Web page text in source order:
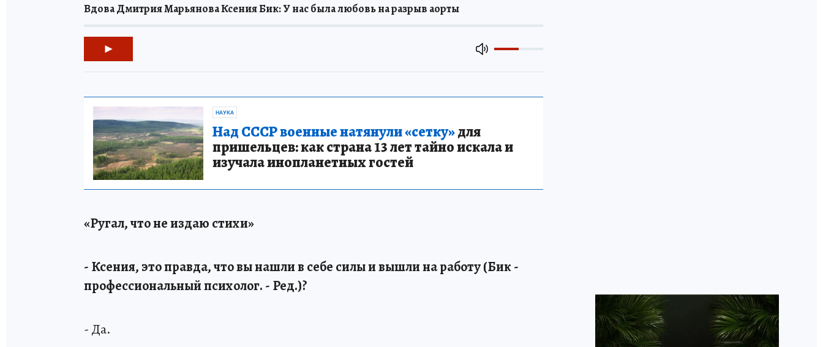
Вдова Дмитрия Марьянова Ксения Бик: У нас была любовь на разрыв аорты
НАУКА
Над СССР военные натянули «сетку»для
пришельцев: как страна 13 лет тайно искала и
изучала инопланетных гостей
«Ругал, что не издаю стихи»
- Ксения, это правда, что вы нашли в себе силы и вышли на работу (Бик -
профессиональный психолог. - Ред.)?
- Да.